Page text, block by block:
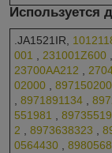
Используется
.JA1521IR,
001 , 231001Z600 ,
23700AA212 ,
02000 ,
, 8971891134 ,
551981 ,
2 , 8973638323 ,
0564430 ,